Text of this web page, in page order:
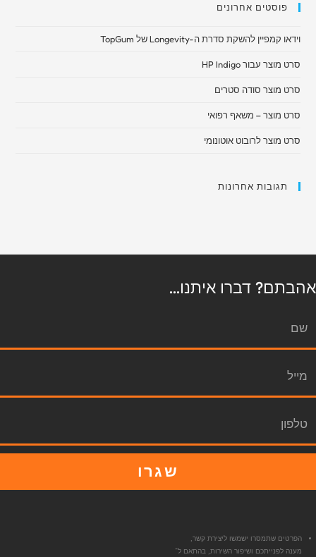
פוסטים אחרונים
וידאו קמפיין להשקת סדרת ה-Longevity של TopGum
סרט מוצר עבור HP Indigo
סרט מוצר סודה סטרים
סרט מוצר – משאף רפואי​
סרט מוצר לרובוט אוטונומי
תגובות אחרונות
אהבתם? דברו איתנו...
שגרו
הפרטים שתמסרו ישמשו ליצירת קשר,
מענה לפנייתכם ושיפור השירות, בהתאם ל־